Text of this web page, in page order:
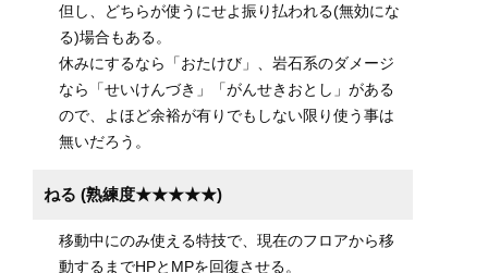
但し、どちらが使うにせよ振り払われる(無効にな
る)場合もある。
休みにするなら「おたけび」、岩石系のダメージ
なら「せいけんづき」「がんせきおとし」がある
ので、よほど余裕が有りでもしない限り使う事は
無いだろう。
ねる (熟練度★★★★★)
移動中にのみ使える特技で、現在のフロアから移
動するまでHPとMPを回復させる。